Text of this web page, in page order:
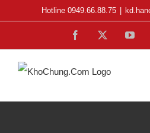
content
Hotline 0949.66.88.75
Facebook